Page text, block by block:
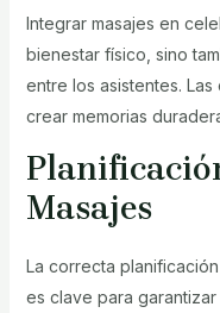
Integrar masajes en
bienestar físico, sino
entre los asistentes.
crear memorias
Masajes
La correcta
es clave para